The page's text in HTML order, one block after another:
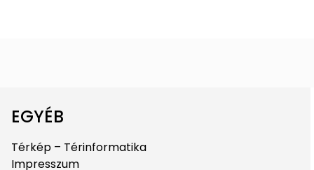
EGYÉB
Térkép – Térinformatika
Impresszum